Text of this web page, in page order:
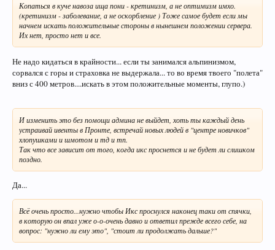
бесконечный цикл.
В РО такого возможно добиться только регулярными вайпами. Или
изменив к чертем саму игру. Почти полностью, оставив нетронутой
только механику. Я бы мог накатать простыню про то, каким я себе
вижу подобный проект, но смысл... делать это всеравно никто не будет,
а читать мои мечты врятли кому-то инетересно.
Копаться в куче навоза ища пони - кретинизм, а не оптимизм имхо.
(кретинизм - заболевание, а не оскорбление ) Тоже самое будет если мы
начнем искать положительные стороны в нынешнем положении сервера.
Их нет, просто нет и все.
Не надо кидаться в крайности... если ты занимался альпинизмом,
сорвался с горы и страховка не выдержала... то во время твоего "полета"
вниз с 400 метров....искать в этом положительные моменты, глупо.)
И изменить это без помощи админа не выйдет, хоть ты каждый день
устраивай ивенты в Пронте, встречай новых людей в "центре новичков"
хлопушками и шмотом и тд и тп.
Так что все зависит от того, когда икс проснется и не будет ли слишком
поздно.
Да...
Всё очень просто...нужно чтобы Икс проснулся наконец таки от спячки,
в которую он впал уже о-о-очень давно и ответил прежде всего себе, на
вопрос: "нужно ли ему это", "стоит ли продолжать дальше?"